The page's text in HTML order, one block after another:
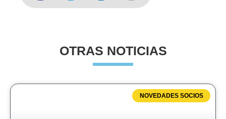
OTRAS NOTICIAS
NOVEDADES SOCIOS